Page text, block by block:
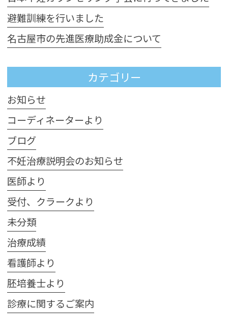
避難訓練を行いました
名古屋市の先進医療助成金について
カテゴリー
お知らせ
コーディネーターより
ブログ
不妊治療説明会のお知らせ
医師より
受付、クラークより
未分類
治療成績
看護師より
胚培養士より
診療に関するご案内